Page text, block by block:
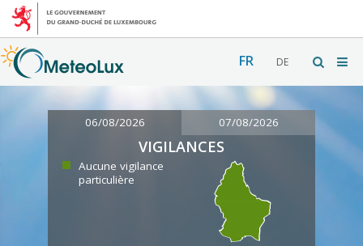
FR DE
06/08/2026 07/08/2026
VIGILANCES
Aucune vigilance
particulière